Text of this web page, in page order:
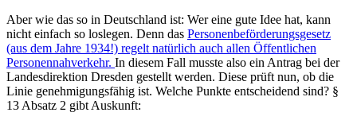
Aber wie das so in Deutschland ist: Wer eine gute Idee hat, kann
nicht einfach so loslegen. Denn das Personenbeförderungsgesetz
(aus dem Jahre 1934!) regelt natürlich auch allen Öffentlichen
Personennahverkehr. In diesem Fall musste also ein Antrag bei der
Landesdirektion Dresden gestellt werden. Diese prüft nun, ob die
Linie genehmigungsfähig ist. Welche Punkte entscheidend sind? §
13 Absatz 2 gibt Auskunft: